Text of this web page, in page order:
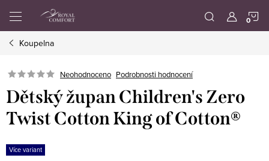
obsah
Koupelna
Neohodnoceno Podrobnosti hodnocení
Dětský župan Children's Zero
Twist Cotton King of Cotton®
Více variant